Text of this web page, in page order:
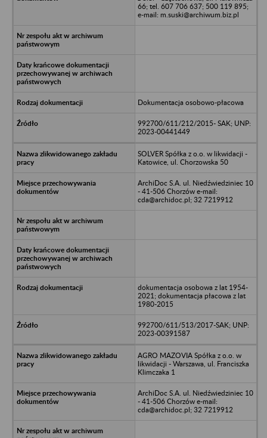
66; tel. 607 706 637; 500 119 895;
e-mail: m.suski@archiwum.biz.pl
Dokumentacja osobowo-płacowa
992700/611/212/2015- SAK; UNP:
2023-00441449
SOLVER Spółka z o.o. w likwidacji -
Katowice, ul. Chorzowska 50
ArchiDoc S.A. ul. Niedźwiedziniec 10
- 41-506 Chorzów e-mail:
cda@archidoc.pl; 32 7219912
dokumentacja osobowa z lat 1954-
2021; dokumentacja płacowa z lat
1980-2015
992700/611/513/2017-SAK; UNP:
2023-00391587
AGRO MAZOVIA Spółka z o.o. w
likwidacji - Warszawa, ul. Franciszka
Klimczaka 1
ArchiDoc S.A. ul. Niedźwiedziniec 10
- 41-506 Chorzów e-mail:
cda@archidoc.pl; 32 7219912